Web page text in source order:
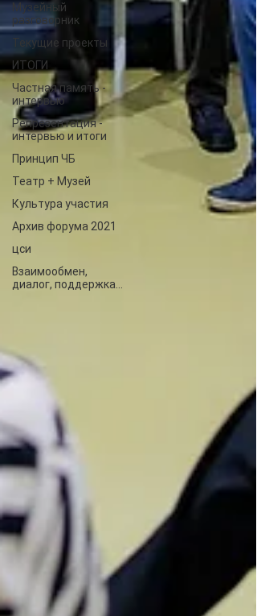
Музейный
разговорник
Текущие проекты
ИТОГИ
Частная память -
интервью
Репрезентация -
интервью и итоги
Принцип ЧБ
Театр + Музей
Культура участия
Архив форума 2021
цси
Взаимообмен,
диалог, поддержка...